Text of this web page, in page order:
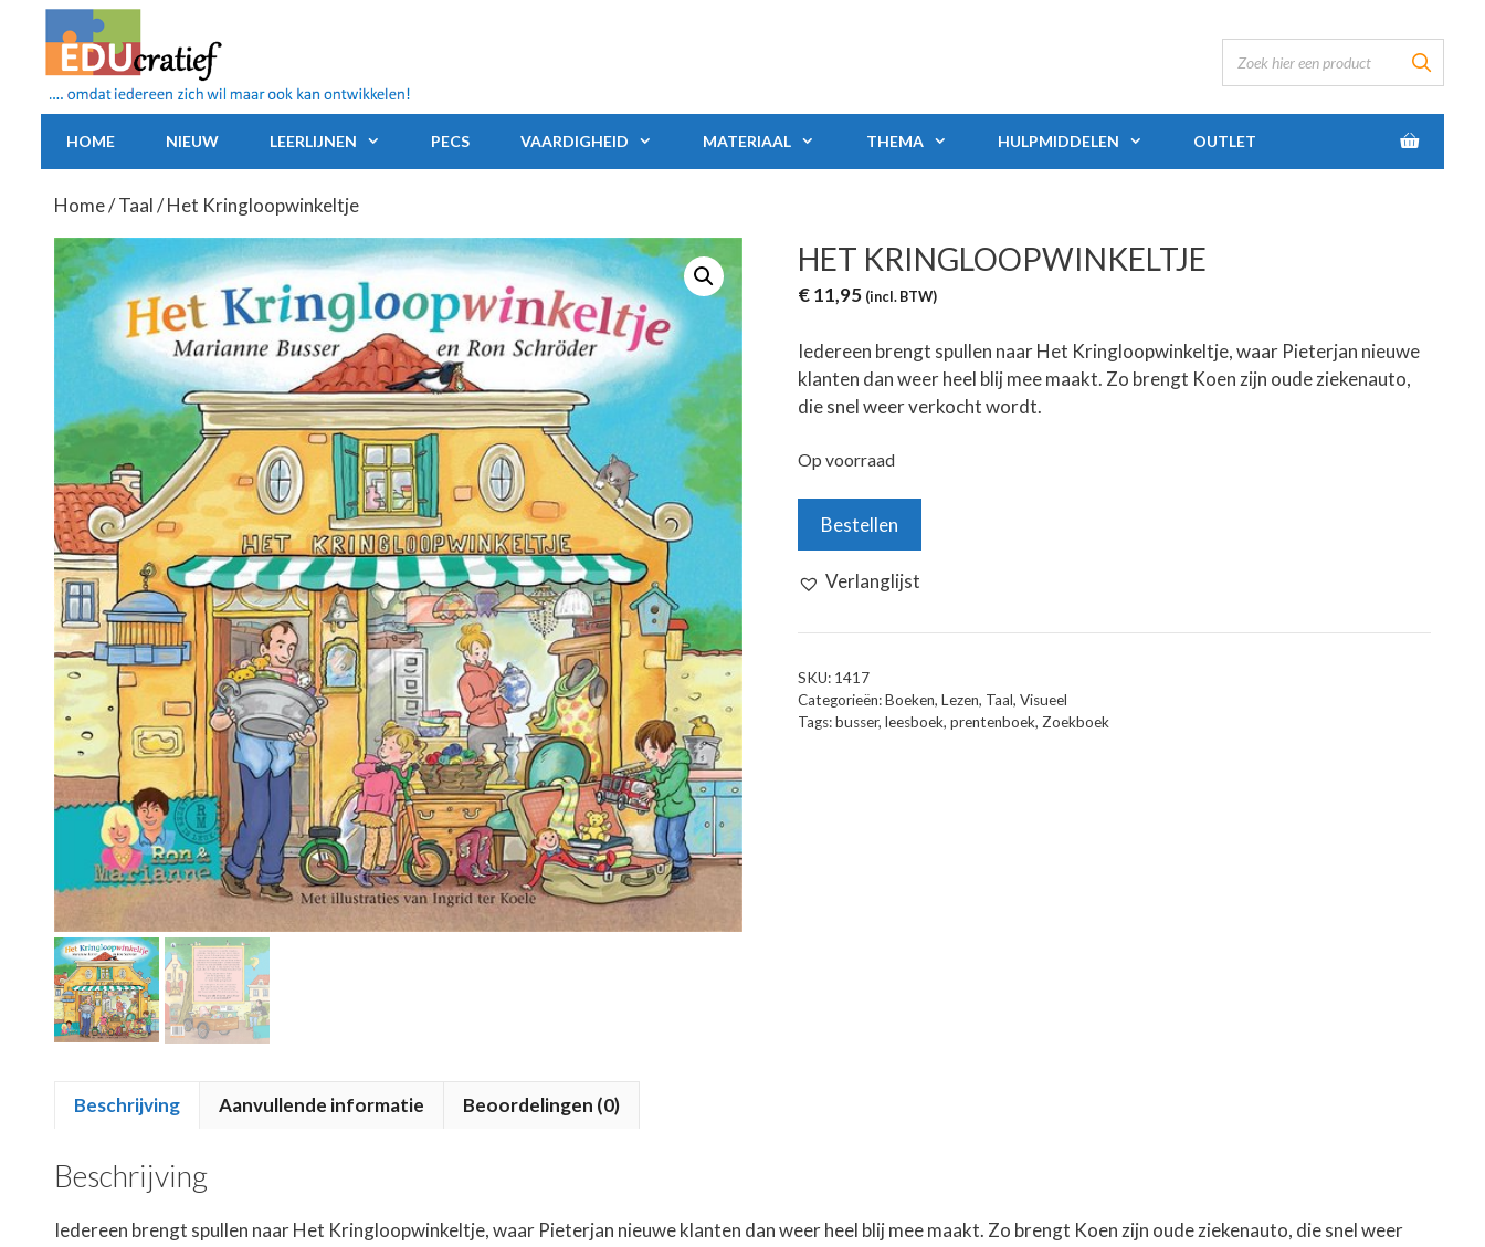
inhoud
HOME NIEUW LEERLIJNEN PECS VAARDIGHEID MATERIAAL THEMA HULPMIDDELEN OUTLET
Home/Taal/ Het Kringloopwinkeltje
HET KRINGLOOPWINKELTJE
€11,95 (incl. BTW)
Iedereen brengt spullen naar Het Kringloopwinkeltje, waar Pieterjan nieuwe
klanten dan weer heel blij mee maakt. Zo brengt Koen zijn oude ziekenauto,
die snel weer verkocht wordt.
Op voorraad
Het
Kringloopwinkeltje
Bestellen
Verlanglijst
SKU: 1417
Categorieën:Boeken, Lezen, Taal, Visueel
Tags:busser, leesboek, prentenboek, Zoekboek
Beschrijving Aanvullende informatie Beoordelingen (0)
Beschrijving
Iedereen brengt spullen naar Het Kringloopwinkeltje, waar Pieterjan nieuwe klanten dan weer heel blij mee maakt. Zo brengt Koen zijn oude ziekenauto, die snel weer